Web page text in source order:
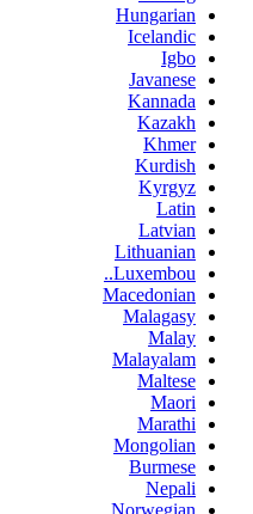
Hungarian
Icelandic
Igbo
Javanese
Kannada
Kazakh
Khmer
Kurdish
Kyrgyz
Latin
Latvian
Lithuanian
Luxembou..
Macedonian
Malagasy
Malay
Malayalam
Maltese
Maori
Marathi
Mongolian
Burmese
Nepali
Norwegian